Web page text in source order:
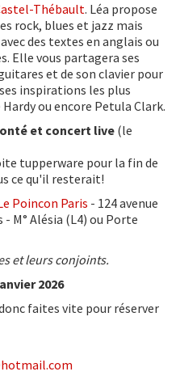
Thébault. Léa propose
rock, blues et jazz mais
des textes en anglais ou
Elle vous partagera ses
et de son clavier pour
inspirations les plus
ou encore Petula Clark.
et concert live (le
tupperware pour la fin de
ce qu'il resterait!
Poincon Paris - 124 avenue
- M° Alésia (L4) ou Porte
et leurs conjoints.
2026
faites vite pour réserver